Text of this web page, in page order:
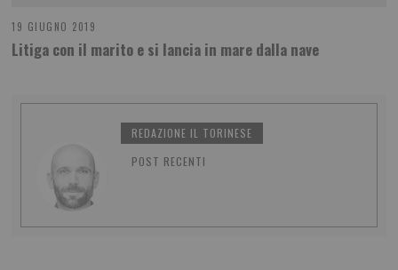
19 GIUGNO 2019
Litiga con il marito e si lancia in mare dalla nave
REDAZIONE IL TORINESE
POST RECENTI